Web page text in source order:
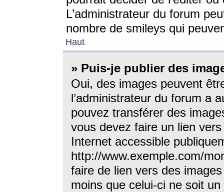
L’administrateur du forum
nombre de smileys qui
Haut
» Puis-je publier des
Oui, des images peuvent
l’administrateur du forum a
pouvez transférer des
vous devez faire un lien
Internet accessible
http://www.exemple.com/
faire de lien vers des
moins que celui-ci ne soit